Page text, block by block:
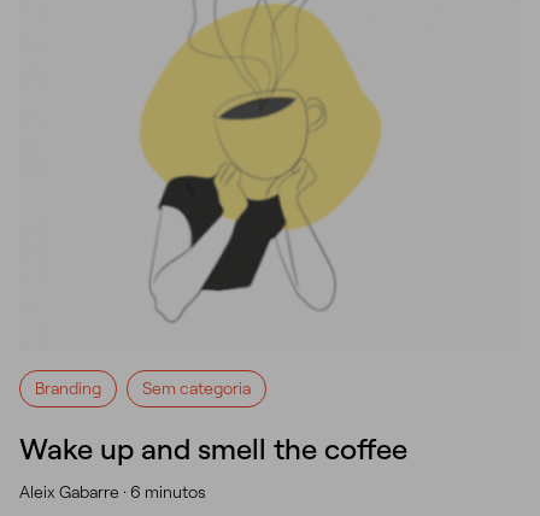
Branding Sem categoria
Wake up and smell the coffee
Aleix Gabarre · 6 minutos